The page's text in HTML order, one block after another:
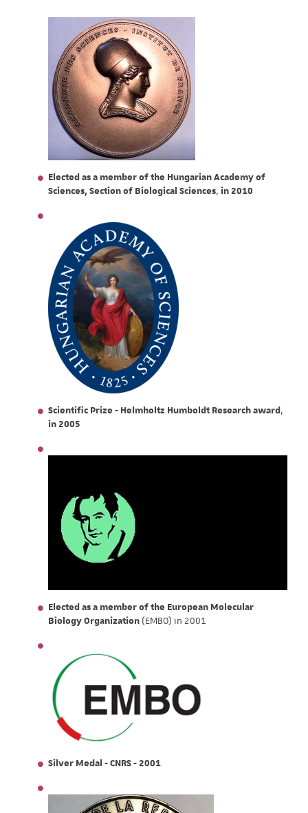
Elected as a member of the Hungarian Academy of
Sciences, Section of Biological Sciences, in 2010
Scientific Prize - Helmholtz Humboldt Research award,
in 2005
Elected as a member of the European Molecular
Biology Organization (EMBO) in 2001
Silver Medal - CNRS - 2001